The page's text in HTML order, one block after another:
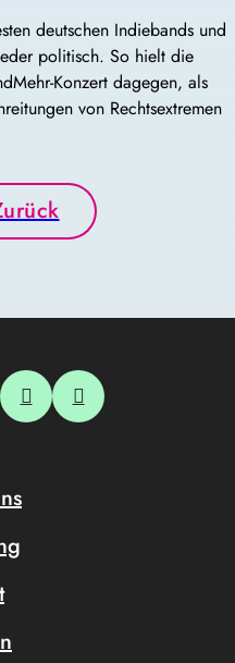
deutschen Indiebands und
politisch. So hielt die
Konzert dagegen, als
von Rechtsextremen